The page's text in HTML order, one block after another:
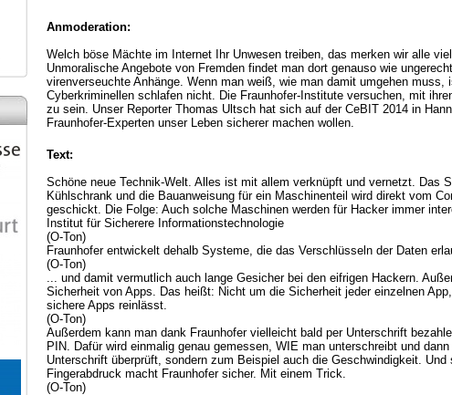
Anmoderation:
Welch böse Mächte im Internet Ihr Unwesen treiben, das merken wir alle
Unmoralische Angebote von Fremden findet man dort genauso wie
virenverseuchte Anhänge. Wenn man weiß, wie man damit umgehen muss,
Cyberkriminellen schlafen nicht. Die Fraunhofer-Institute versuchen, mit
zu sein. Unser Reporter Thomas Ultsch hat sich auf der CeBIT 2014 in
Fraunhofer-Experten unser Leben sicherer machen wollen.
Text:
Schöne neue Technik-Welt. Alles ist mit allem verknüpft und vernetzt. Das
Kühlschrank und die Bauanweisung für ein Maschinenteil wird direkt vom
geschickt. Die Folge: Auch solche Maschinen werden für Hacker immer
Institut für Sicherere Informationstechnologie
(O-Ton)
Fraunhofer entwickelt dehalb Systeme, die das Verschlüsseln der Daten
(O-Ton)
... und damit vermutlich auch lange Gesicher bei den eifrigen Hackern.
Sicherheit von Apps. Das heißt: Nicht um die Sicherheit jeder einzelnen
sichere Apps reinlässt.
(O-Ton)
Außerdem kann man dank Fraunhofer vielleicht bald per Unterschrift
PIN. Dafür wird einmalig genau gemessen, WIE man unterschreibt und
Unterschrift überprüft, sondern zum Beispiel auch die Geschwindigkeit.
Fingerabdruck macht Fraunhofer sicher. Mit einem Trick.
(O-Ton)